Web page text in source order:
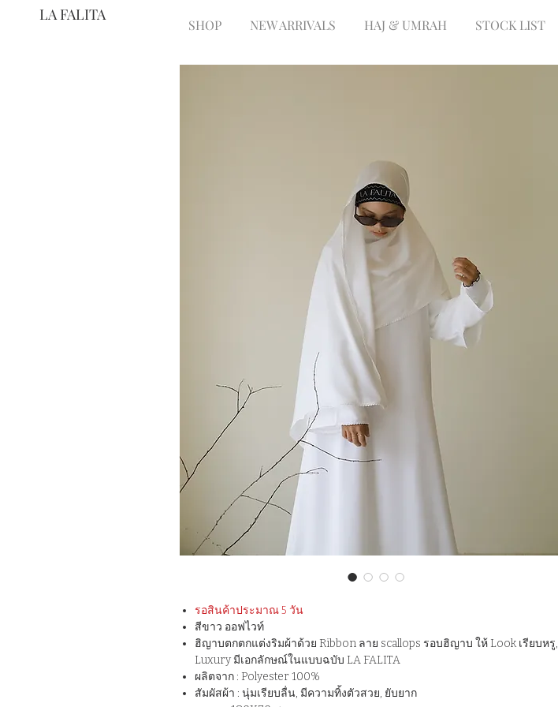
LA FALITA
SHOP NEW ARRIVALS HAJ & UMRAH STOCK LIST
รอสินค้าประมาณ 5 วัน
สีขาว ออฟไวท์
ฮิญาบตกตกแต่งริมผ้าด้วย Ribbon ลาย scallops รอบฮิญาบ ให้ Look เรียบหรู,
Luxury มีเอกลักษณ์ในแบบฉบับ LA FALITA
ผลิตจาก : Polyester 100%
สัมผัสผ้า : นุ่มเรียบลื่น, มีความทิ้งตัวสวย, ยับยาก